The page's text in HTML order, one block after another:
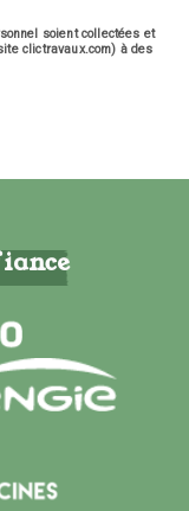
soient collectées et
clictravaux.com) à des